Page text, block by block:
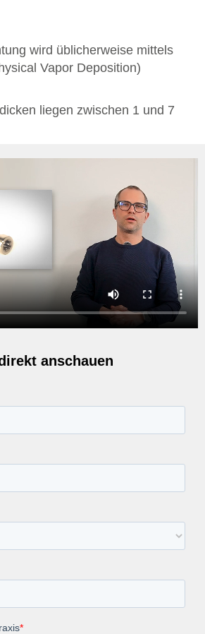
wird üblicherweise mittels
Vapor Deposition)
liegen zwischen 1 und 7
anschauen